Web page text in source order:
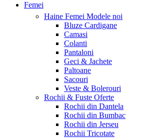
Femei
Haine Femei Modele noi
Bluze Cardigane
Camasi
Colanti
Pantaloni
Geci & Jachete
Paltoane
Sacouri
Veste & Bolerouri
Rochii & Fuste Oferte
Rochii din Dantela
Rochii din Bumbac
Rochii din Jerseu
Rochii Tricotate